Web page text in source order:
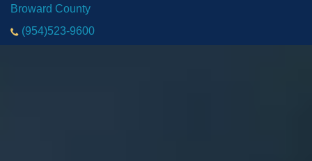
Broward County
(954)523-9600